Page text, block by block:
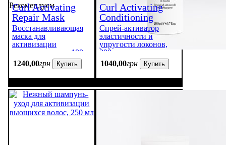
Рекомендуем
Curl Activating
Repair Mask
Восстанавливающая
маска для
активизации
вьющихся волос 100
мл
1240,00грн Купить
Curl Activating
Conditioning
Spray
Спрей-активатор
эластичности и
упругости локонов,
200 мл
1040,00грн Купить